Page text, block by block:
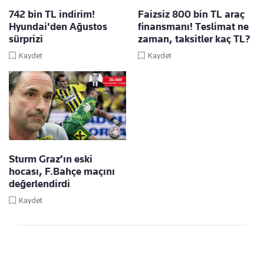
742 bin TL indirim!
Hyundai'den Ağustos
sürprizi
Kaydet
Faizsiz 800 bin TL araç
finansmanı! Teslimat ne
zaman, taksitler kaç TL?
Kaydet
Sturm Graz’ın eski
hocası, F.Bahçe maçını
değerlendirdi
Kaydet